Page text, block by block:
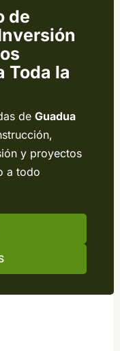
de
Toda la
de Guadua
y proyectos
a todo